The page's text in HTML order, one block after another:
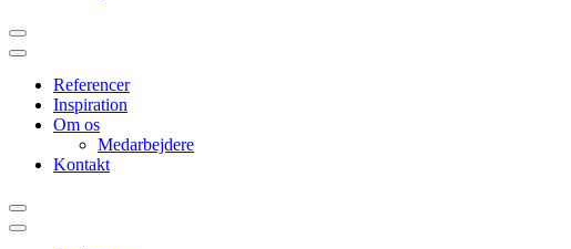
Referencer
Inspiration
Om os
Medarbejdere
Kontakt